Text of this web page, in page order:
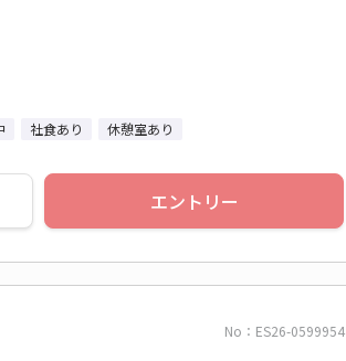
社食あり 休憩室あり
エントリー
No：ES26-0599954